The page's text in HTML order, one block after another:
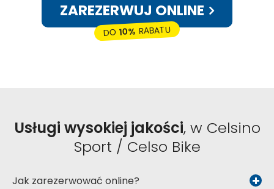
ZAREZERWUJ ONLINE
DO10% RABATU
Usługi wysokiej jakości, w Celsino
Sport / Celso Bike
Jak zarezerwować online?